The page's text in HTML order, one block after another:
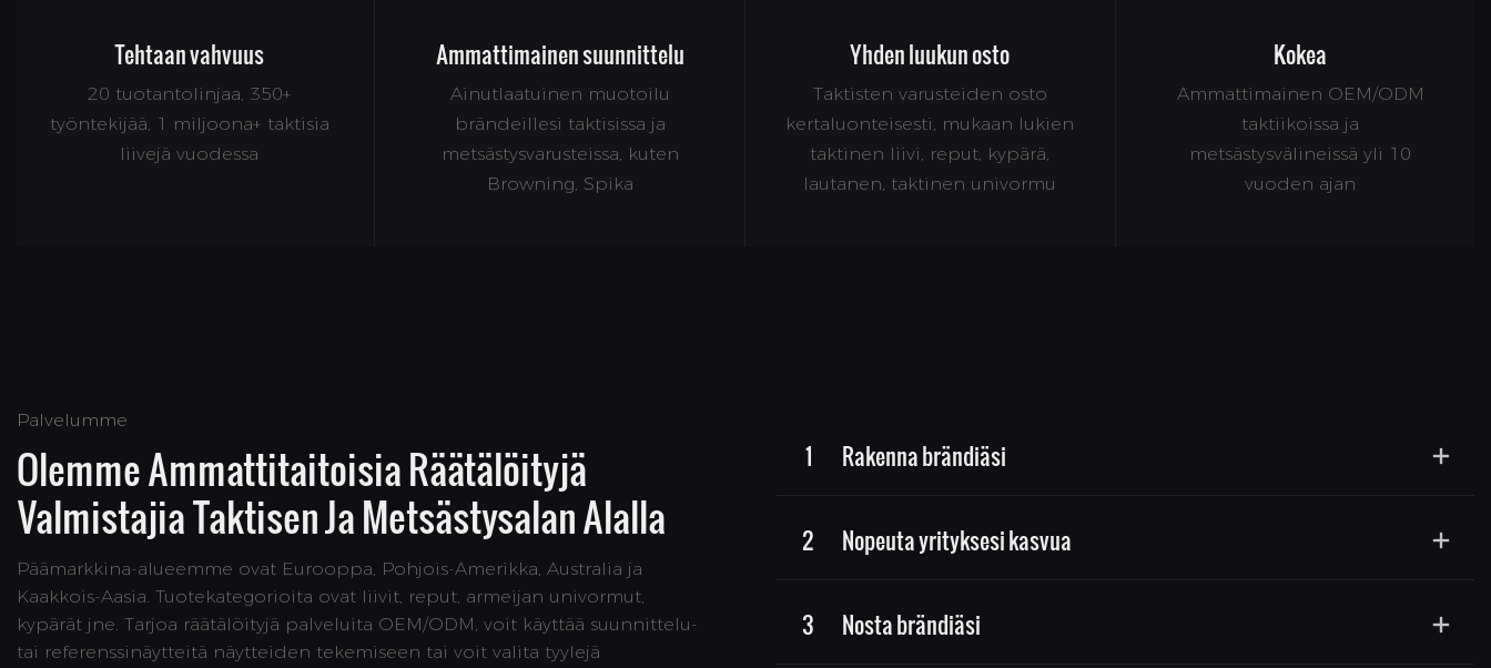
Tehtaan vahvuus
20 tuotantolinjaa, 350+
työntekijää, 1 miljoona+ taktisia
liivejä vuodessa
Ammattimainen suunnittelu
Ainutlaatuinen muotoilu
brändeillesi taktisissa ja
metsästysvarusteissa, kuten
Browning, Spika
Yhden luukun osto
Taktisten varusteiden osto
kertaluonteisesti, mukaan lukien
taktinen liivi, reput, kypärä,
lautanen, taktinen univormu
Kokea
Ammattimainen OEM/ODM
taktiikoissa ja
metsästysvälineissä yli 10
vuoden ajan
Palvelumme
Olemme Ammattitaitoisia Räätälöityjä
Valmistajia Taktisen Ja Metsästysalan Alalla
Päämarkkina-alueemme ovat Eurooppa, Pohjois-Amerikka, Australia ja
Kaakkois-Aasia. Tuotekategorioita ovat liivit, reput, armeijan univormut,
kypärät jne. Tarjoa räätälöityjä palveluita OEM/ODM, voit käyttää suunnittelu-
tai referenssinäytteitä näytteiden tekemiseen tai voit valita tyylejä
1 Rakenna brändiäsi
2 Nopeuta yrityksesi kasvua
3 Nosta brändiäsi